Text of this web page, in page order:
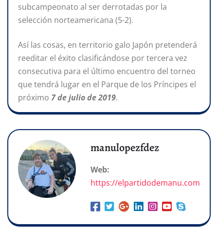
subcampeonato al ser derrotadas por la
selección norteamericana (5-2).
Así las cosas, en territorio galo Japón pretenderá
reeditar el éxito clasificándose por tercera vez
consecutiva para el último encuentro del torneo
que tendrá lugar en el Parque de los Príncipes el
próximo 7 de julio de 2019.
manulopezfdez
Web:
https://elpartidodemanu.com